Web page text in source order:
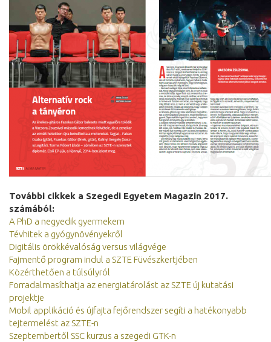
További cikkek a Szegedi Egyetem Magazin 2017.
számából:
A PhD a negyedik gyermekem
Tévhitek a gyógynövényekről
Digitális örökkévalóság versus világvége
Fajmentő program indul a SZTE Füvészkertjében
Közérthetően a túlsúlyról
Forradalmasíthatja az energiatárolást az SZTE új kutatási
projektje
Mobil applikáció és újfajta fejőrendszer segíti a hatékonyabb
tejtermelést az SZTE-n
Szeptembertől SSC kurzus a szegedi GTK-n